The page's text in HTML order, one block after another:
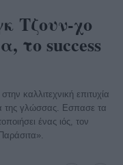
Τζουν-χο
το success
καλλιτεχνική επιτυχία
της γλώσσας. Εσπασε τα
ένας ιός, τον